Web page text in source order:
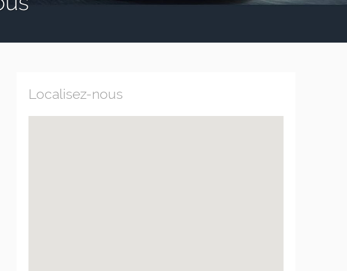
Localisez-nous